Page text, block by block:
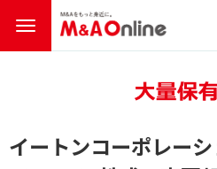
イートンコーポレー